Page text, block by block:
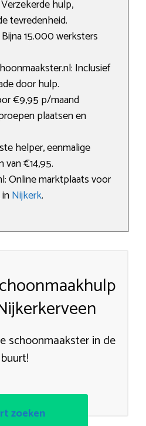
hulp,
tevredenheid.
15.000 werksters
Inclusief
door hulp.
€9,95 p/maand
plaatsen en
helper, eenmalige
van €14,95.
Online marktplaats voor
Nijkerk.
schoonmaakster in de
buurt!
zoeken